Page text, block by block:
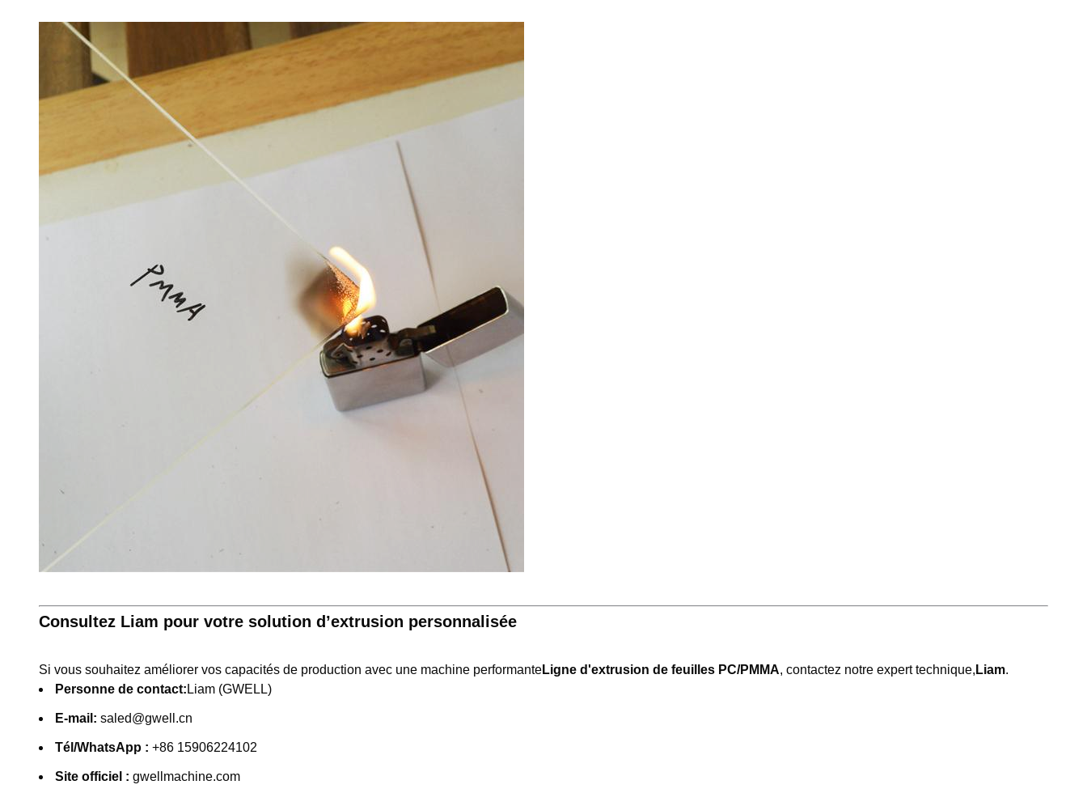
Consultez Liam pour votre solution d’extrusion personnalisée
Si vous souhaitez améliorer vos capacités de production avec une machine performanteLigne d'extrusion de feuilles PC/PMMA, contactez notre expert technique, Liam.
Personne de contact: Liam (GWELL)
E-mail: saled@gwell.cn
Tél/WhatsApp : +86 15906224102
Site officiel : gwellmachine.com